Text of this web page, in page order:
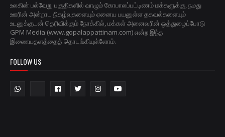
உலகின் பல்வேறு பகுதிகளில் வாழும் கோபாலப்பட்டிணம் மக்களுக்கு, நமது
ஊரின் அன்றாட நிகழ்வுகளையும் ஏனைய பயனுள்ள தகவல்களையும்
உடனுக்குடன் தெரிவிக்கும் நோக்கில், மக்கள் அனைவரின் ஒத்துழைப்போடு
GPM Media (www.gopalappattinam.com) என்ற இந்த
இணையதளத்தைத் தொடங்கியுள்ளோம்.
FOLLOW US